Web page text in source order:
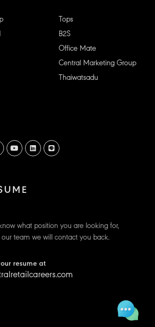
Tops
B2S
Office Mate
Central Marketing Group
Thaiwatsadu
what position you are looking for,
team we will contact you back.
resume at